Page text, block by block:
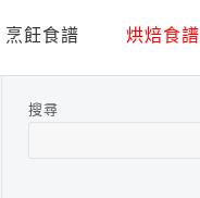
烹飪食譜 烘焙食譜
搜尋